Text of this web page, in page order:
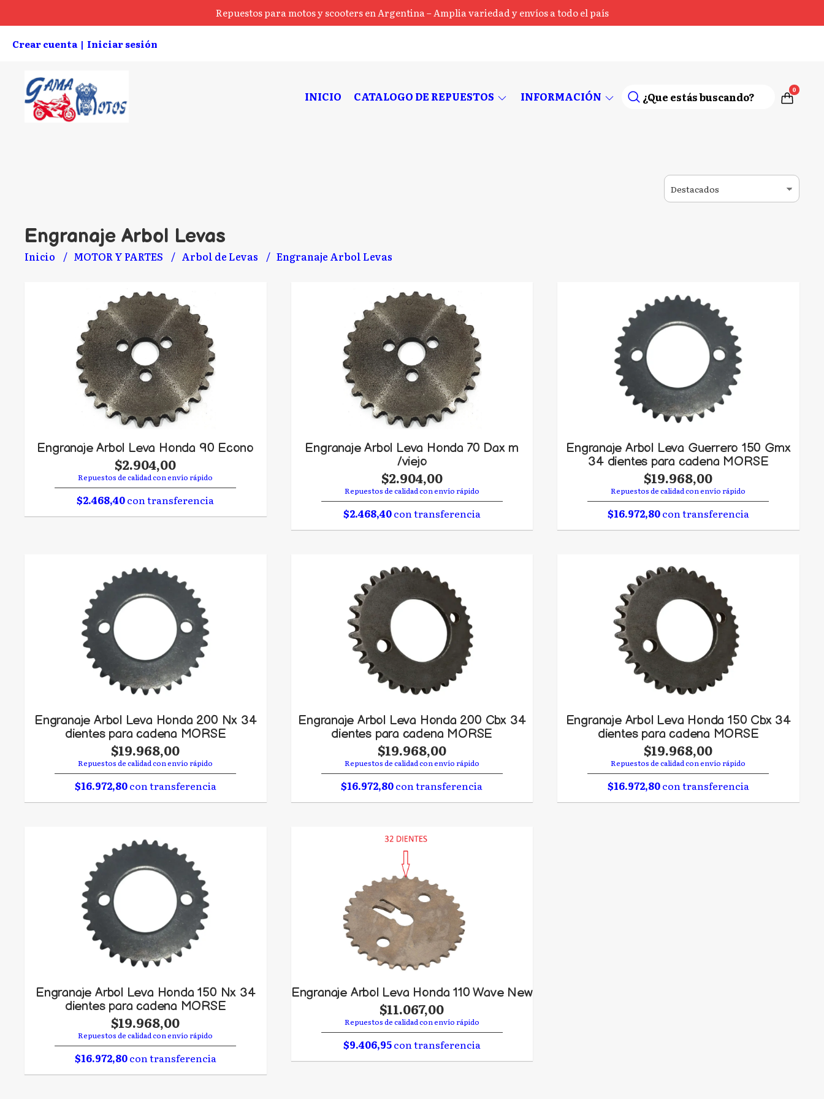
Repuestos para motos y scooters en Argentina – Amplia variedad y envíos a todo el país
Crear cuenta | Iniciar sesión
INICIO CATALOGO DE REPUESTOS INFORMACIÓN 0
Engranaje Arbol Levas
Inicio MOTOR Y PARTES Arbol de Levas Engranaje Arbol Levas
Engranaje Arbol Leva Honda 90 Econo
$2.904,00
Repuestos de calidad con envío rápido
$2.468,40con transferencia
Engranaje Arbol Leva Honda 70 Dax m
/viejo
$2.904,00
Repuestos de calidad con envío rápido
$2.468,40con transferencia
Engranaje Arbol Leva Guerrero 150 Gmx
34 dientes para cadena MORSE
$19.968,00
Repuestos de calidad con envío rápido
$16.972,80con transferencia
Engranaje Arbol Leva Honda 200 Nx 34
dientes para cadena MORSE
$19.968,00
Repuestos de calidad con envío rápido
$16.972,80con transferencia
Engranaje Arbol Leva Honda 200 Cbx 34
dientes para cadena MORSE
$19.968,00
Repuestos de calidad con envío rápido
$16.972,80con transferencia
Engranaje Arbol Leva Honda 150 Cbx 34
dientes para cadena MORSE
$19.968,00
Repuestos de calidad con envío rápido
$16.972,80con transferencia
Engranaje Arbol Leva Honda 150 Nx 34
dientes para cadena MORSE
$19.968,00
Repuestos de calidad con envío rápido
$16.972,80con transferencia
Engranaje Arbol Leva Honda 110 Wave New
$11.067,00
Repuestos de calidad con envío rápido
$9.406,95con transferencia